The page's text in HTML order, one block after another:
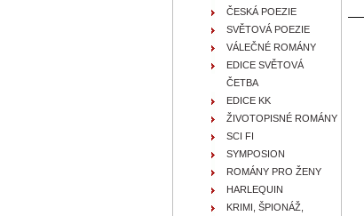
ČESKÁ POEZIE
SVĚTOVÁ POEZIE
VÁLEČNÉ ROMÁNY
EDICE SVĚTOVÁ
ČETBA
EDICE KK
ŽIVOTOPISNÉ ROMÁNY
SCI FI
SYMPOSION
ROMÁNY PRO ŽENY
HARLEQUIN
KRIMI, ŠPIONÁŽ,